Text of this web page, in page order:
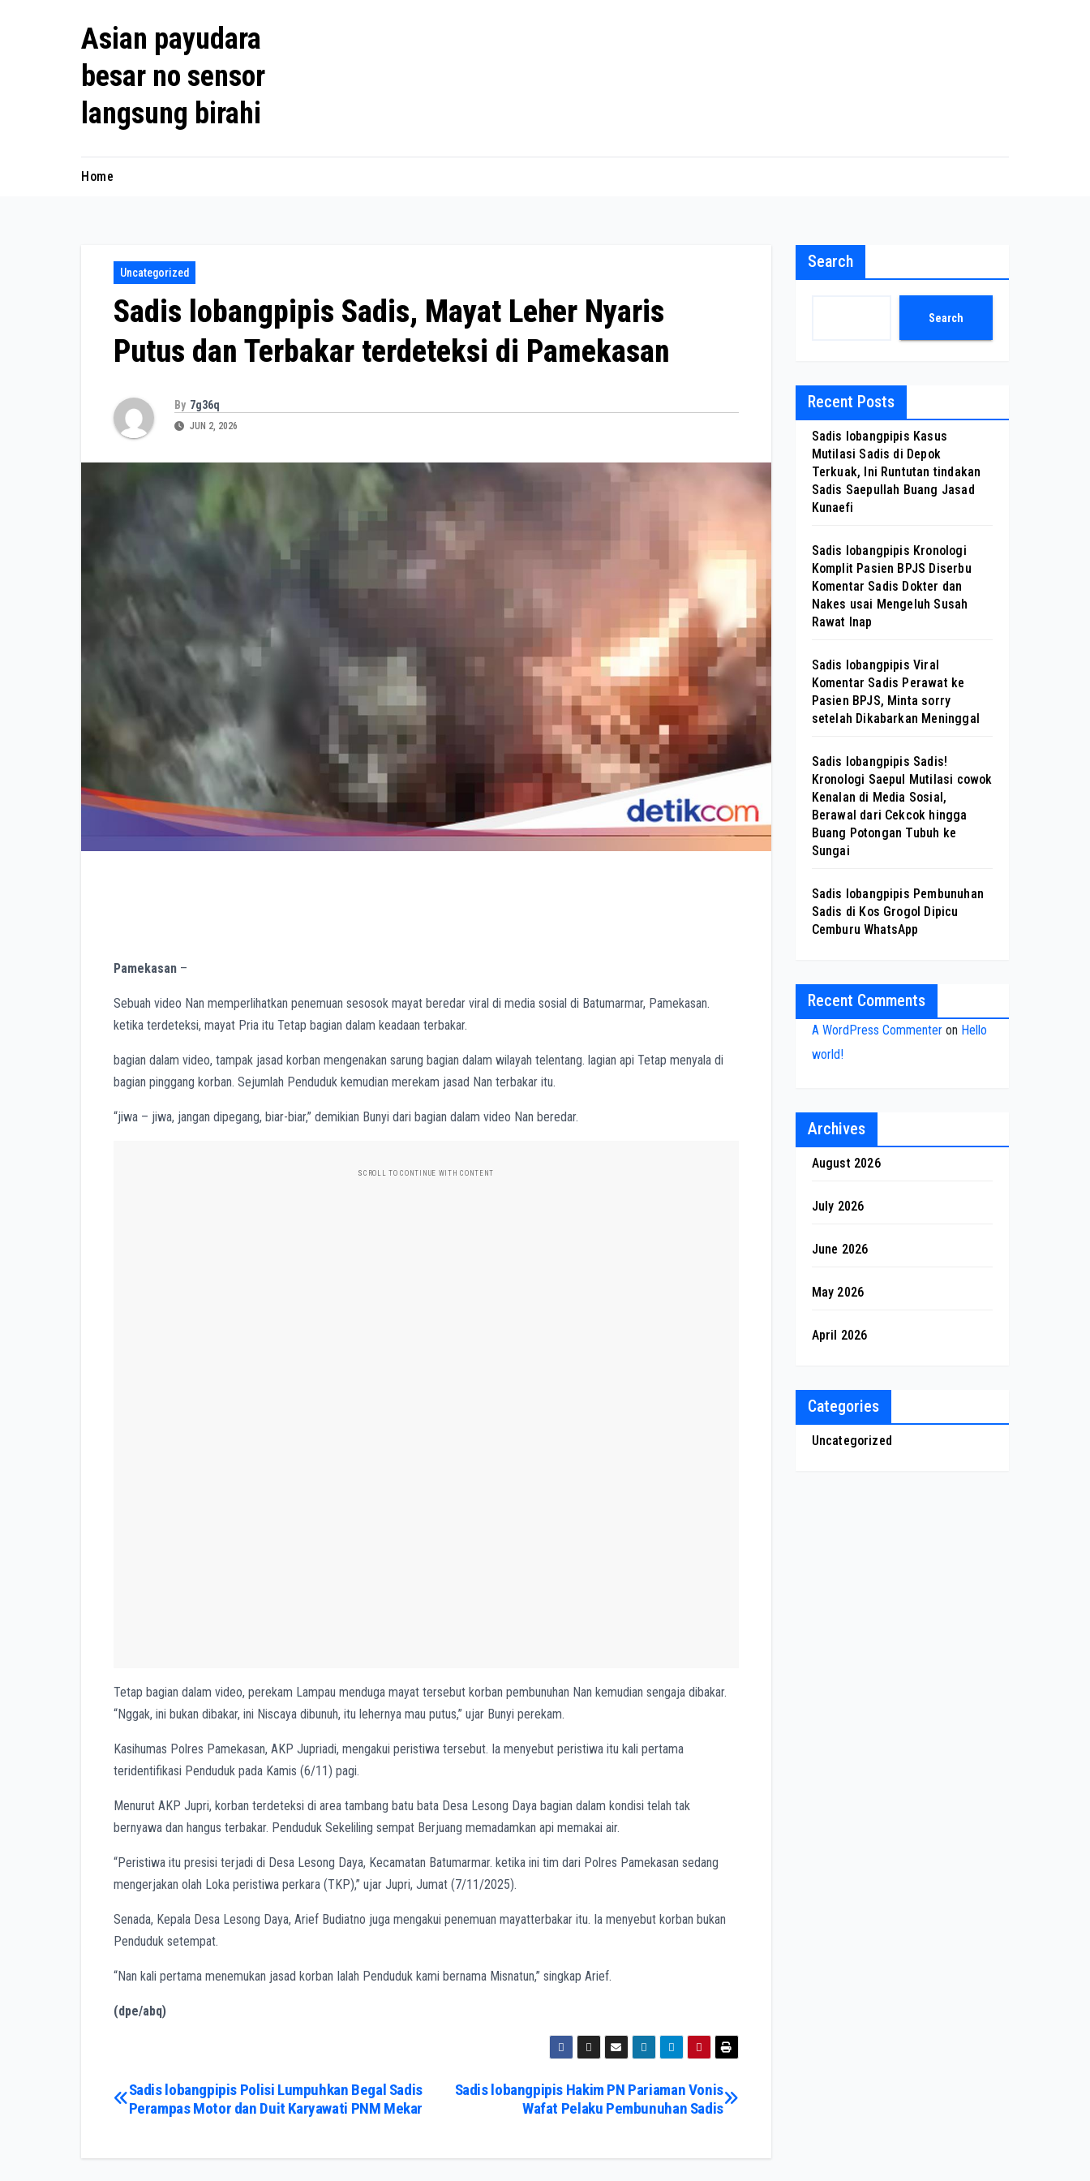
Asian payudara
besar no sensor
langsung birahi
Home
Uncategorized
Sadis lobangpipis Sadis, Mayat Leher Nyaris
Putus dan Terbakar terdeteksi di Pamekasan
By 7g36q
JUN 2, 2026
Pamekasan –
Sebuah video Nan memperlihatkan penemuan sesosok mayat beredar viral di media sosial di Batumarmar, Pamekasan.
ketika terdeteksi, mayat Pria itu Tetap bagian dalam keadaan terbakar.
bagian dalam video, tampak jasad korban mengenakan sarung bagian dalam wilayah telentang. lagian api Tetap menyala di
bagian pinggang korban. Sejumlah Penduduk kemudian merekam jasad Nan terbakar itu.
“jiwa – jiwa, jangan dipegang, biar-biar,” demikian Bunyi dari bagian dalam video Nan beredar.
SCROLL TO CONTINUE WITH CONTENT
Tetap bagian dalam video, perekam Lampau menduga mayat tersebut korban pembunuhan Nan kemudian sengaja dibakar.
“Nggak, ini bukan dibakar, ini Niscaya dibunuh, itu lehernya mau putus,” ujar Bunyi perekam.
Kasihumas Polres Pamekasan, AKP Jupriadi, mengakui peristiwa tersebut. Ia menyebut peristiwa itu kali pertama
teridentifikasi Penduduk pada Kamis (6/11) pagi.
Menurut AKP Jupri, korban terdeteksi di area tambang batu bata Desa Lesong Daya bagian dalam kondisi telah tak
bernyawa dan hangus terbakar. Penduduk Sekeliling sempat Berjuang memadamkan api memakai air.
“Peristiwa itu presisi terjadi di Desa Lesong Daya, Kecamatan Batumarmar. ketika ini tim dari Polres Pamekasan sedang
mengerjakan olah Loka peristiwa perkara (TKP),” ujar Jupri, Jumat (7/11/2025).
Senada, Kepala Desa Lesong Daya, Arief Budiatno juga mengakui penemuan mayatterbakar itu. Ia menyebut korban bukan
Penduduk setempat.
“Nan kali pertama menemukan jasad korban Ialah Penduduk kami bernama Misnatun,” singkap Arief.
(dpe/abq)
Post
Sadis lobangpipis Hakim PN Pariaman Vonis
Wafat Pelaku Pembunuhan Sadis
Sadis lobangpipis Polisi Lumpuhkan Begal Sadis
Perampas Motor dan Duit Karyawati PNM Mekar
Search
Search
Recent Posts
Sadis lobangpipis Kasus
Mutilasi Sadis di Depok
Terkuak, Ini Runtutan tindakan
Sadis Saepullah Buang Jasad
Kunaefi
Sadis lobangpipis Kronologi
Komplit Pasien BPJS Diserbu
Komentar Sadis Dokter dan
Nakes usai Mengeluh Susah
Rawat Inap
Sadis lobangpipis Viral
Komentar Sadis Perawat ke
Pasien BPJS, Minta sorry
setelah Dikabarkan Meninggal
Sadis lobangpipis Sadis!
Kronologi Saepul Mutilasi cowok
Kenalan di Media Sosial,
Berawal dari Cekcok hingga
Buang Potongan Tubuh ke
Sungai
Sadis lobangpipis Pembunuhan
Sadis di Kos Grogol Dipicu
Cemburu WhatsApp
Recent Comments
A WordPress Commenteron Hello
world!
Archives
August 2026
July 2026
June 2026
May 2026
April 2026
Categories
Uncategorized